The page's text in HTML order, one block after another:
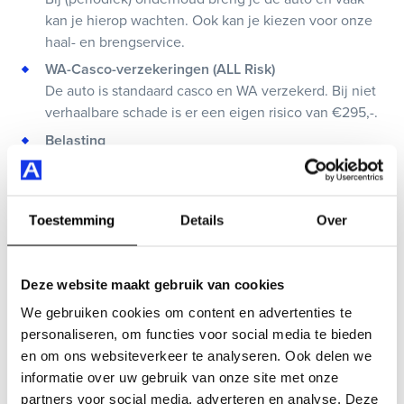
Toestemming Details Over
Deze website maakt gebruik van cookies
We gebruiken cookies om content en advertenties te
personaliseren, om functies voor social media te bieden
en om ons websiteverkeer te analyseren. Ook delen we
informatie over uw gebruik van onze site met onze
partners voor social media, adverteren en analyse. Deze
kan je hierop wachten. Ook kan je kiezen voor onze
haal- en brengservice.
WA-Casco-verzekeringen (ALL Risk)
De auto is standaard casco en WA verzekerd. Bij niet
verhaalbare schade is er een eigen risico van €295,-.
Belasting
Vervangend vervoer na 72 uur bij reparatie en
Kom je stil te staan langs de weg dan helpen wij je,
ongeacht het tijdstip.
Direct meer weten?